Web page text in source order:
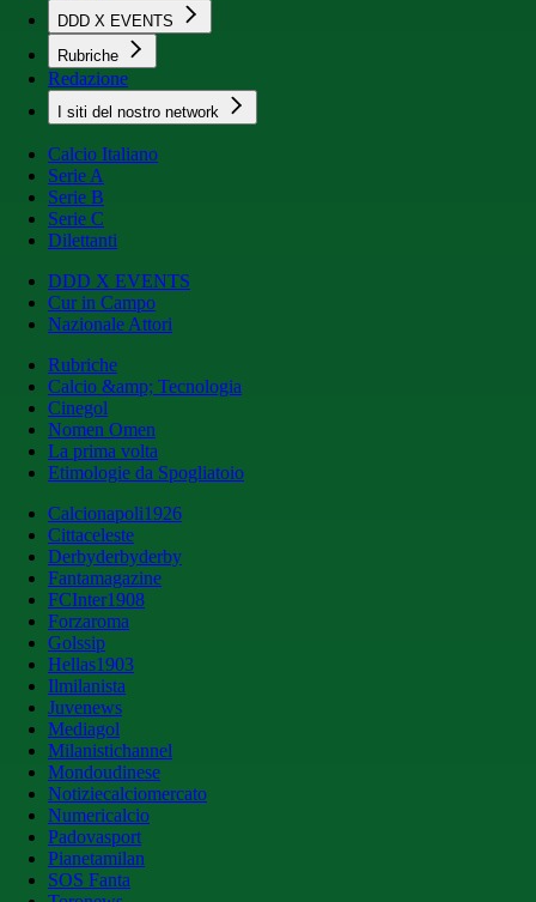
DDD X EVENTS
Rubriche
Redazione
I siti del nostro network
Calcio Italiano
Serie A
Serie B
Serie C
Dilettanti
DDD X EVENTS
Cur in Campo
Nazionale Attori
Rubriche
Calcio &amp; Tecnologia
Cinegol
Nomen Omen
La prima volta
Etimologie da Spogliatoio
Calcionapoli1926
Cittaceleste
Derbyderbyderby
Fantamagazine
FCInter1908
Forzaroma
Golssip
Hellas1903
Ilmilanista
Juvenews
Mediagol
Milanistichannel
Mondoudinese
Notiziecalciomercato
Numericalcio
Padovasport
Pianetamilan
SOS Fanta